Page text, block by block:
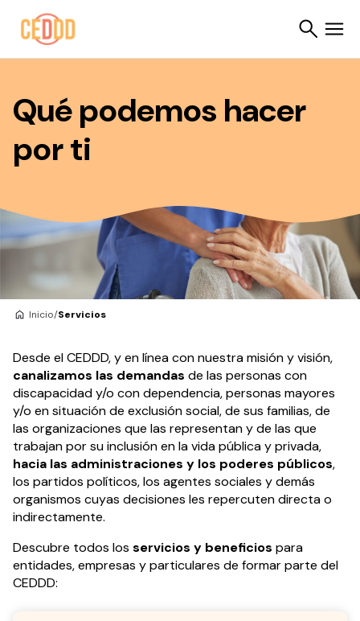
Buscar
Qué podemos hacer
por ti
Inicio/Servicios
Desde el CEDDD, y en línea con nuestra misión y visión,
canalizamos las demandas de las personas con
discapacidad y/o con dependencia, personas mayores
y/o en situación de exclusión social, de sus familias, de
las organizaciones que las representan y de las que
trabajan por su inclusión en la vida pública y privada,
hacia las administraciones y los poderes públicos,
los partidos políticos, los agentes sociales y demás
organismos cuyas decisiones les repercuten directa o
indirectamente.
Descubre todos los servicios y beneficios para
entidades, empresas y particulares de formar parte del
CEDDD: